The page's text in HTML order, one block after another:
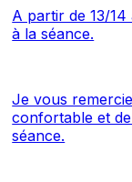
A partir de 13/
à la séance.
Je vous
confortable et
séance.